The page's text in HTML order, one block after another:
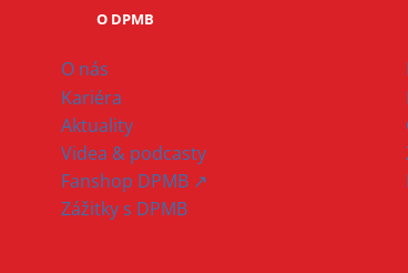
O DPMB
O nás
Kariéra
Aktuality
Videa & podcasty
Fanshop DPMB ↗
Zážitky s DPMB